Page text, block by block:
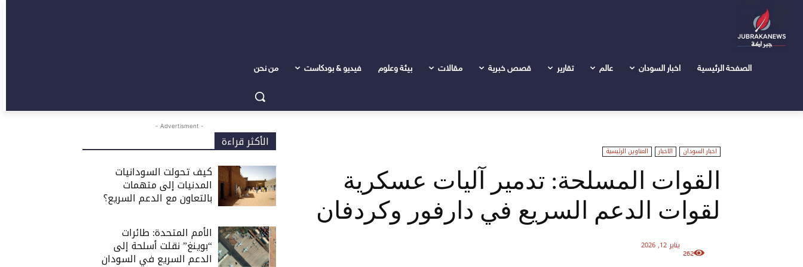
الصفحة الرئيسية اخبار السودان عالم تقارير قصص خبرية مقالات بيئة وعلوم فيديو & بودكاست من نحن
اخبار السودان الاخبار العناوين الرئيسية
القوات المسلحة: تدمير آليات عسكرية
لقوات الدعم السريع في دارفور وكردفان
يناير 12, 2026
262
- Advertisment -
الأكثر قراءة
كيف تحولت السودانيات
المدنيات إلى متهمات
بالتعاون مع الدعم السريع؟
الأمم المتحدة: طائرات
“بوينغ” نقلت أسلحة إلى
الدعم السريع في السودان